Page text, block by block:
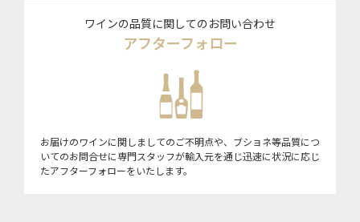
ワインの品質に関してのお問い合わせ
アフターフォロー
お届けのワインに関しましてのご不明点や、ブショネ等品質につ
いてのお問合せに専門スタッフが輸入元を通じ迅速に状況に応じ
たアフターフォローをいたします。